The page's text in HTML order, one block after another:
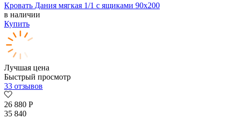
Кровать Дания мягкая 1/1 с ящиками 90х200
в наличии
Купить
Лучшая цена
Быстрый просмотр
33 отзывов
26 880 Р
35 840